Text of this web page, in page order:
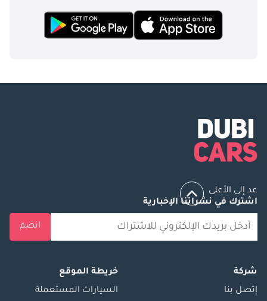
عد إلى الأعلى
اشترك في نشراتنا الإخبارية
انضم
شركة
إتصل بنا
خريطة الموقع
السيارات المستعملة